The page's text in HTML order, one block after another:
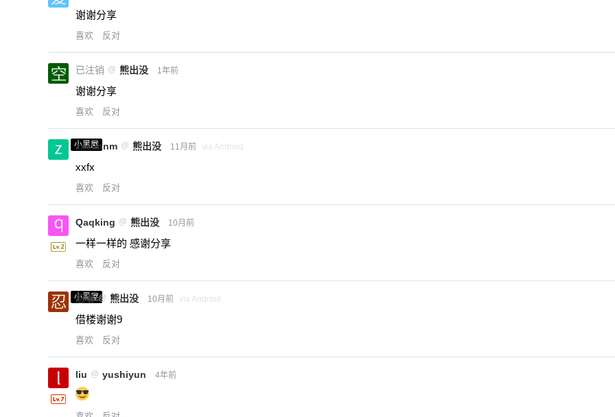
谢谢分享
喜欢 反对
已注销 @ 熊出没 1年前
谢谢分享
喜欢 反对
小黑屋
zxcvbnm @ 熊出没 11月前 via Android
xxfx
喜欢 反对
Qaqking @ 熊出没 10月前
一样一样的 感谢分享
喜欢 反对
小黑屋
忍者 @ 熊出没 10月前 via Android
借楼谢谢9
喜欢 反对
liu @ yushiyun 4年前